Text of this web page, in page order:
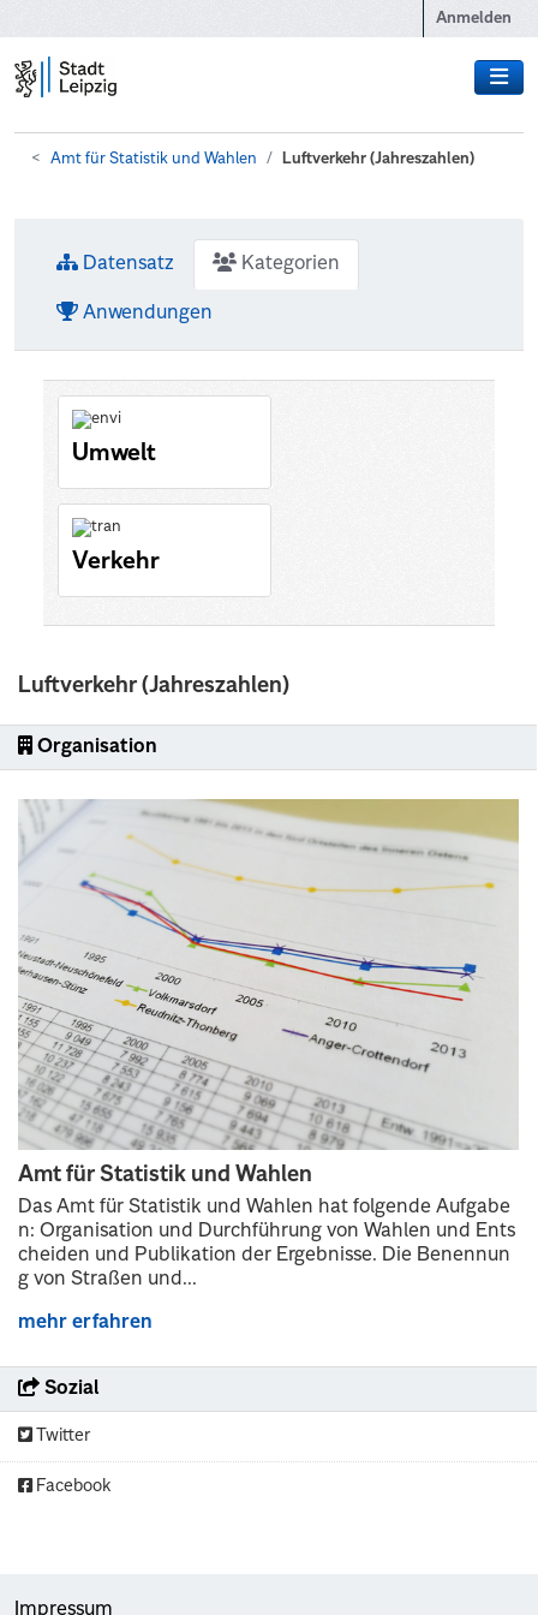
Anmelden
Amt für Statistik und Wahlen Luftverkehr (Jahreszahlen)
Luftverkehr (Jahreszahlen)
Organisation
Amt für Statistik und Wahlen
Das Amt für Statistik und Wahlen hat folgende Aufgabe
n: Organisation und Durchführung von Wahlen und Ents
cheiden und Publikation der Ergebnisse. Die Benennun
g von Straßen und...
mehr erfahren
Sozial
Twitter
Facebook
Datensatz Kategorien
Anwendungen
Umwelt
Verkehr
Impressum